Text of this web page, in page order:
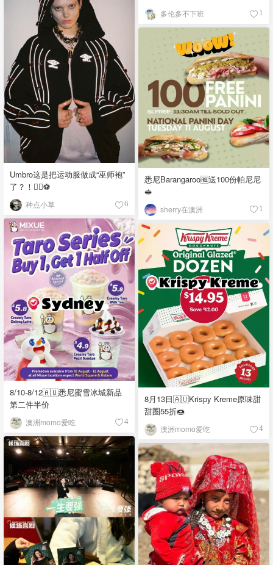
留！
多伦多不下班 1
Umbro这是把运动服做成“巫师袍”
了？！🧙‍♂️⚽️
种点小草 6
悉尼Barangaroo🆓送100份帕尼尼
🥪
sherry在澳洲 1
8/10-8/12🇦🇺悉尼蜜雪冰城新品
第二件半价
澳洲momo爱吃 4
8月13日🇦🇺Krispy Kreme原味甜
甜圈55折🍩
澳洲momo爱吃 4